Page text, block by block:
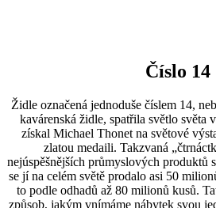
Číslo 14
Židle označená jednoduše číslem 14,
kavárenská židle, spatřila světlo světa
získal Michael Thonet na světové
zlatou medaili. Takzvaná
nejúspěšnějších průmyslových produktů
se jí na celém světě prodalo asi 50
to podle odhadů až 80 milionů kusů.
způsob, jakým vnímáme nábytek svou